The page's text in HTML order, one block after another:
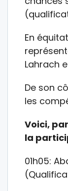
En
Lahrach
De son
les
Voici,
la
01h05: